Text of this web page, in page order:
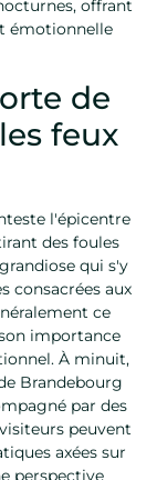
offrant
émotionnelle
de
feux
l'épicentre
des foules
qui s'y
consacrées aux
ce
importance
À minuit,
Brandebourg
par des
peuvent
axées sur
perspective